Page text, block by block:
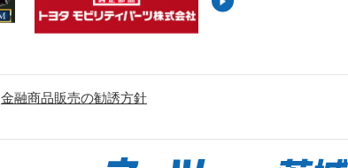
金融商品販売の勧誘方針